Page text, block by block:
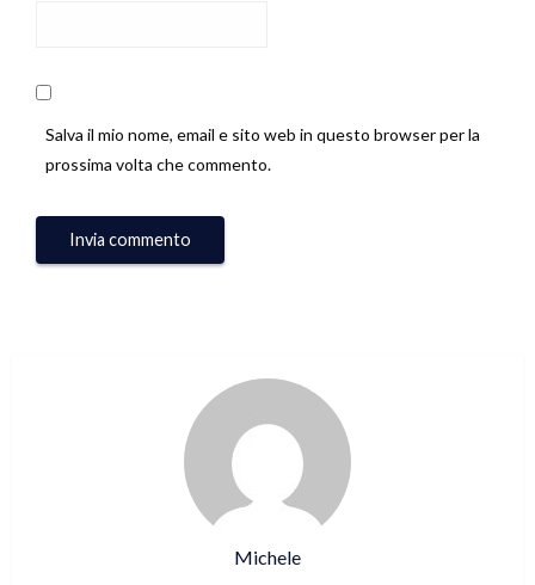
Salva il mio nome, email e sito web in questo browser per la
prossima volta che commento.
Michele